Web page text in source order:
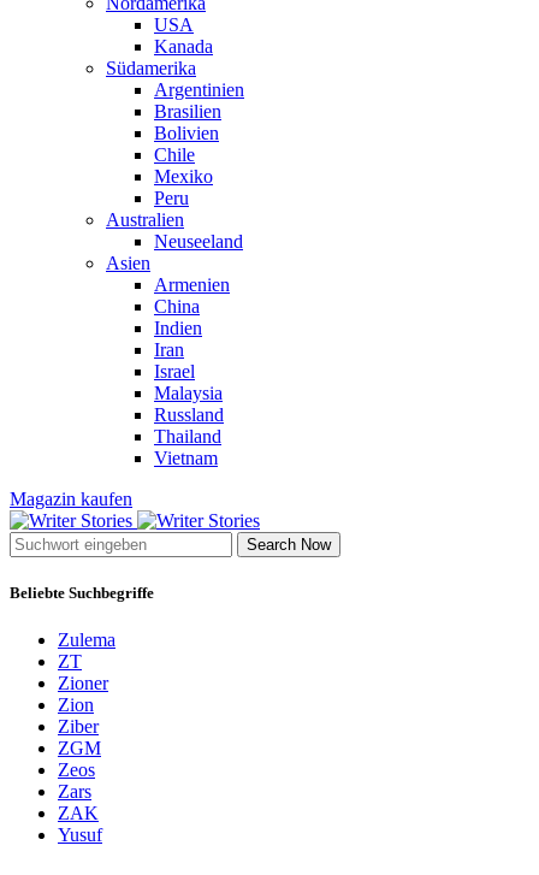
USA
Kanada
Südamerika
Argentinien
Brasilien
Bolivien
Chile
Mexiko
Peru
Australien
Neuseeland
Asien
Armenien
China
Indien
Iran
Israel
Malaysia
Russland
Thailand
Vietnam
Magazin kaufen
Search Now
Beliebte Suchbegriffe
Zulema
ZT
Zioner
Zion
Ziber
ZGM
Zeos
Zars
ZAK
Yusuf